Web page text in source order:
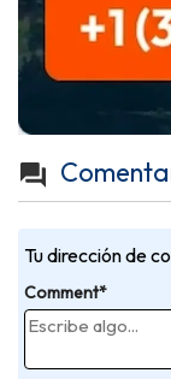
Tu dirección de
Comment*